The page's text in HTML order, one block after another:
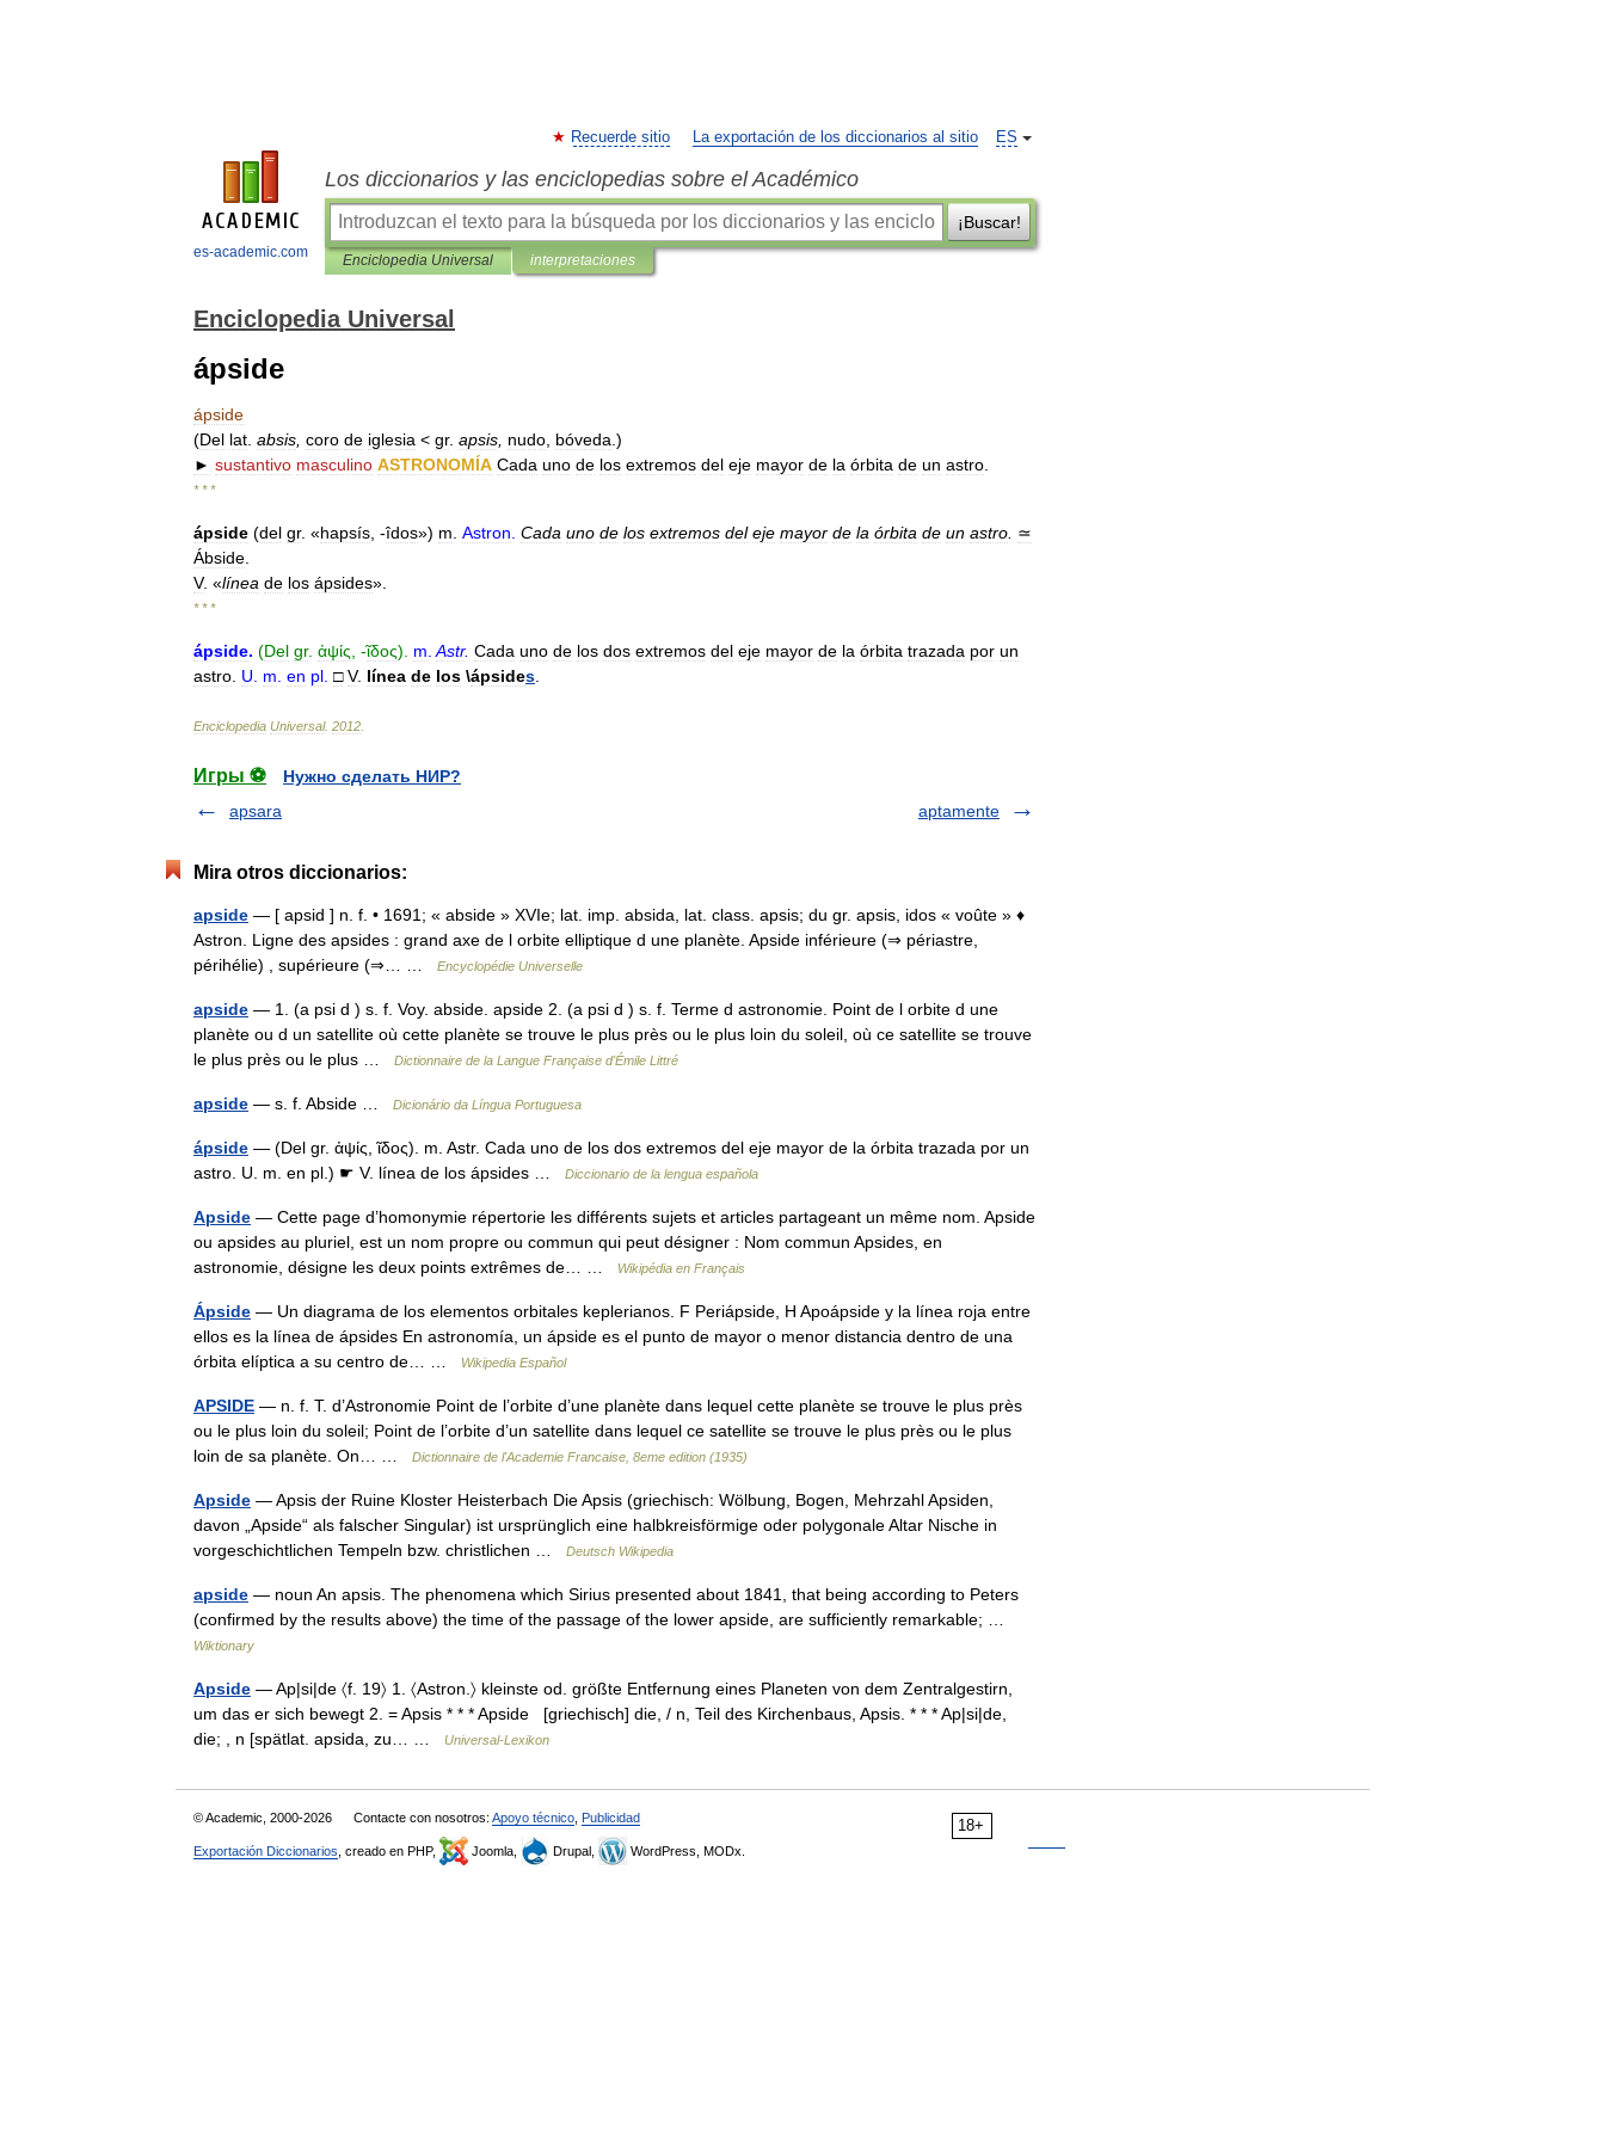
es-academic.com
ES
Recuerde sitio La exportación de los diccionarios al sitio
Los diccionarios y las enciclopedias sobre el Académico
¡Buscar!
Enciclopedia Universal interpretaciones
Enciclopedia Universal
ápside
ápside
(Del lat absis coro de iglesia < gr. apsis nudo bóveda .)
► sustantivo masculino ASTRONOMÍA Cada uno de los extremos del eje mayor de la órbita de un astro
* * *
ápside (del gr. «hapsís , -îdos») m Astron Cada uno de los extremos del eje mayor de la órbita de un astro ≃
Ábside
V. «línea de los ápsides».
* * *
ápside. (Del gr. ἀψίς , -ῖδος). m Astr. Cada uno de los dos extremos del eje mayor de la órbita trazada por un
astro U m en pl □ V. línea de los \ápsides
Enciclopedia Universal. 2012
Игры ⚽
Нужно сделать НИР?
apsara
aptamente
Mira otros diccionarios:
apside — [ apsid ] n. f. • 1691; « abside » XVIe; lat. imp. absida, lat. class. apsis; du gr. apsis, idos « voûte » ♦
Astron. Ligne des apsides : grand axe de l orbite elliptique d une planète. Apside inférieure (⇒ périastre,
périhélie) , supérieure (⇒… …
Encyclopédie Universelle
apside — 1. (a psi d ) s. f. Voy. abside. apside 2. (a psi d ) s. f. Terme d astronomie. Point de l orbite d une
planète ou d un satellite où cette planète se trouve le plus près ou le plus loin du soleil, où ce satellite se trouve
le plus près ou le plus …
Dictionnaire de la Langue Française d'Émile Littré
apside — s. f. Abside … Dicionário da Língua Portuguesa
ápside — (Del gr. ἀψίς, ῖδος). m. Astr. Cada uno de los dos extremos del eje mayor de la órbita trazada por un
astro. U. m. en pl.) ☛ V. línea de los ápsides …
Diccionario de la lengua española
Apside — Cette page d’homonymie répertorie les différents sujets et articles partageant un même nom. Apside
ou apsides au pluriel, est un nom propre ou commun qui peut désigner : Nom commun Apsides, en
astronomie, désigne les deux points extrêmes de… …
Wikipédia en Français
Ápside — Un diagrama de los elementos orbitales keplerianos. F Periápside, H Apoápside y la línea roja entre
ellos es la línea de ápsides En astronomía, un ápside es el punto de mayor o menor distancia dentro de una
órbita elíptica a su centro de… …
Wikipedia Español
APSIDE — n. f. T. d’Astronomie Point de l’orbite d’une planète dans lequel cette planète se trouve le plus près
ou le plus loin du soleil; Point de l’orbite d’un satellite dans lequel ce satellite se trouve le plus près ou le plus
loin de sa planète. On… …
Dictionnaire de l'Academie Francaise, 8eme edition (1935)
Apside — Apsis der Ruine Kloster Heisterbach Die Apsis (griechisch: Wölbung, Bogen, Mehrzahl Apsiden,
davon „Apside“ als falscher Singular) ist ursprünglich eine halbkreisförmige oder polygonale Altar Nische in
vorgeschichtlichen Tempeln bzw. christlichen …
Deutsch Wikipedia
apside — noun An apsis. The phenomena which Sirius presented about 1841, that being according to Peters
(confirmed by the results above) the time of the passage of the lower apside, are sufficiently remarkable; …
Wiktionary
Apside — Ap|si|de 〈f. 19〉 1. 〈Astron.〉 kleinste od. größte Entfernung eines Planeten von dem Zentralgestirn,
um das er sich bewegt 2. = Apsis * * * Apside [griechisch] die, / n, Teil des Kirchenbaus, Apsis. * * * Ap|si|de,
die; , n [spätlat. apsida, zu… …
Universal-Lexikon
18+
© Academic, 2000-2026 Contacte con nosotros: Apoyo técnico Publicidad
Exportación Diccionarios , creado en PHP, Joomla, Drupal, WordPress, MODx.